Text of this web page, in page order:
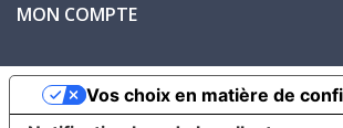
MON COMPTE
Vos choix en matière de